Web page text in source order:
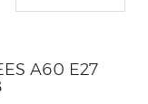
A60 E27